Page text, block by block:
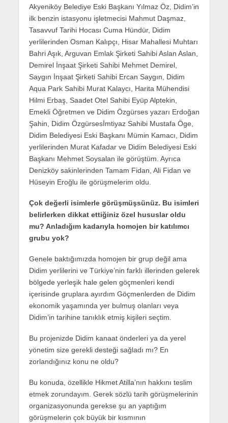
Akyeniköy Belediye Eski Başkanı Yılmaz Öz, Didim’in
ilk benzin istasyonu işletmecisi Mahmut Daşmaz,
Tasavvuf Tarihi Hocası Cuma Hündür, Didim
yerlilerinden Osman Kalıpçı, Hisar Mahallesi Muhtarı
Bahri Aşık, Arguvan Emlak Şirketi Sahibi Aslan Aslan,
Demirel İnşaat Şirketi Sahibi Mehmet Demirel,
Saygın İnşaat Şirketi Sahibi Ercan Saygın, Didim
Aqua Park Sahibi Murat Kalaycı, Harita Mühendisi
Hilmi Erbaş, Saadet Otel Sahibi Eyüp Alptekin,
Emekli Öğretmen ve Didim Özgürses yazarı Erdoğan
Şahin, Didim Özgürsesİmtiyaz Sahibi Mustafa Öge,
Didim Belediyesi Eski Başkanı Mümin Kamacı, Didim
yerlilerinden Murat Kafadar ve Didim Belediyesi Eski
Başkanı Mehmet Soysalan ile görüştüm. Ayrıca
Denizköy sakinlerinden Tamam Fidan, Ali Fidan ve
Hüseyin Eroğlu ile görüşmelerim oldu.
Çok değerli isimlerle görüşmüşsünüz. Bu isimleri
belirlerken dikkat ettiğiniz özel hususlar oldu
mu? Anladığım kadarıyla homojen bir katılımcı
grubu yok?
Genele baktığımızda homojen bir grup değil ama
Didim yerlilerini ve Türkiye’nin farklı illerinden gelerek
bölgede yerleşik hale gelen göçmenleri kendi
içerisinde gruplara ayırdım Göçmenlerden de Didim
ekonomik yaşamında yer bulmuş olanları veya
Didim’in tarihine tanıklık etmiş kişileri seçtim.
Bu projenizde Didim kanaat önderleri ya da yerel
yönetim size gerekli desteği sağladı mı? En
zorlandığınız konu ne oldu?
Bu konuda, özellikle Hikmet Atilla’nın hakkını teslim
etmek zorundayım. Gerek sözlü tarih görüşmelerinin
organizasyonunda gerekse şu an yaptığım
görüşmelerin çok büyük bir kısmının